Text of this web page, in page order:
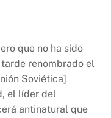
que no ha sido
renombrado el
Soviética]
el líder del
antinatural que